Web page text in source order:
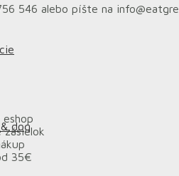
546 alebo píšte na
zásielok
35€
dog